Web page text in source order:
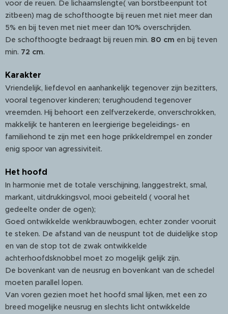
voor de reuen. De lichaamslengte( van borstbeenpunt tot
zitbeen) mag de schofthoogte bij reuen met niet meer dan
5% en bij teven met niet meer dan 10% overschrijden.
De schofthoogte bedraagt bij reuen min. 80 cm en bij teven
min. 72 cm.
Karakter
Vriendelijk, liefdevol en aanhankelijk tegenover zijn bezitters,
vooral tegenover kinderen; terughoudend tegenover
vreemden. Hij behoort een zelfverzekerde, onverschrokken,
makkelijk te hanteren en leergierige begeleidings- en
familiehond te zijn met een hoge prikkeldrempel en zonder
enig spoor van agressiviteit.
Het hoofd
In harmonie met de totale verschijning, langgestrekt, smal,
markant, uitdrukkingsvol, mooi gebeiteld ( vooral het
gedeelte onder de ogen);
Goed ontwikkelde wenkbrauwbogen, echter zonder vooruit
te steken. De afstand van de neuspunt tot de duidelijke stop
en van de stop tot de zwak ontwikkelde
achterhoofdsknobbel moet zo mogelijk gelijk zijn.
De bovenkant van de neusrug en bovenkant van de schedel
moeten parallel lopen.
Van voren gezien moet het hoofd smal lijken, met een zo
breed mogelijke neusrug en slechts licht ontwikkelde